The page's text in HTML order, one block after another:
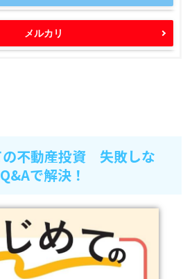
メルカリ
不動産投資 失敗しな
で解決！